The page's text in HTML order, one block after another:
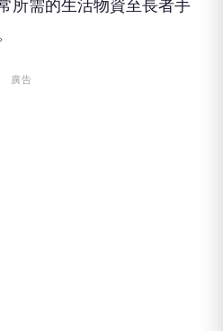
所需的生活物資至長者手
廣告